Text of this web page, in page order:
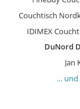
Jan
… und